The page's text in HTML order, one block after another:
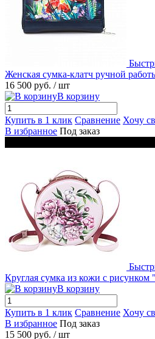
Женская сумка-клатч ручной
16 500 руб. / шт
В корзину
Купить в 1 клик Сравнение Хочу
В избранное Под заказ
Круглая сумка из кожи с
В корзину
Купить в 1 клик Сравнение Хочу
В избранное Под заказ
15 500 руб. / шт